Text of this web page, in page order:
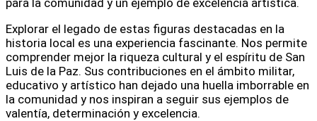
Explorar el legado de estas figuras destacadas en la
historia local es una experiencia fascinante. Nos permite
comprender mejor la riqueza cultural y el espíritu de San
Luis de la Paz. Sus contribuciones en el ámbito militar,
educativo y artístico han dejado una huella imborrable en
la comunidad y nos inspiran a seguir sus ejemplos de
valentía, determinación y excelencia.